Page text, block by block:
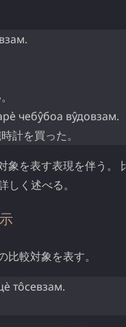
.
чебу̂боа ву̂довзам.
計を買った。
象を表す表現を伴う。
しく述べる。
較対象を表す。
то̂севзам.